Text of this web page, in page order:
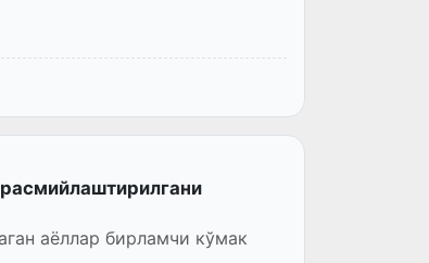
аёллар бирламчи кўмак